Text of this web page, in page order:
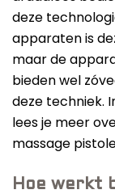
Mini
Overige
Beste Mini
Beste
Addsfit
Compex
Algemeen
deze
apparaten is
maar de
bieden wel
deze techniek.
lees je meer
massage
Hoe werkt